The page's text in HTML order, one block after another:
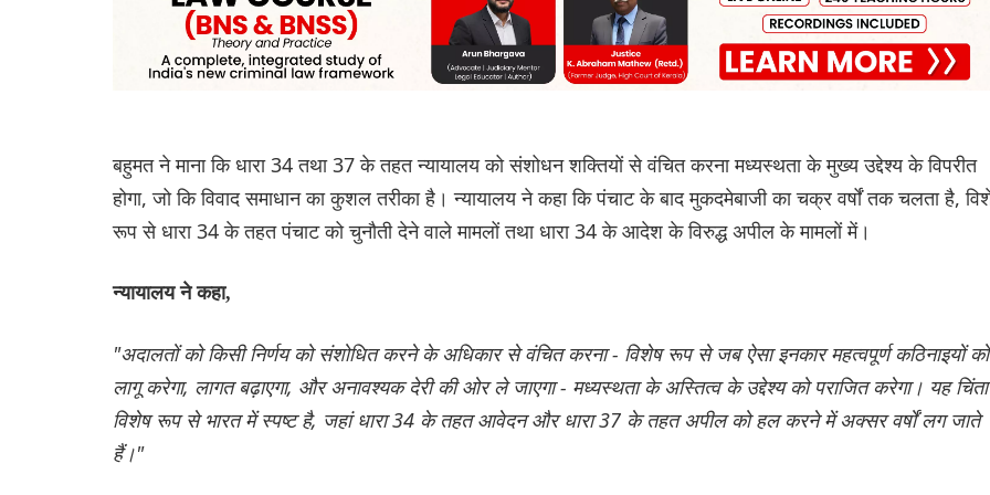
बहुमत ने माना कि धारा 34 तथा 37 के तहत न्यायालय को संशोधन शक्तियों से वंचित करना मध्यस्थता के मुख्य उद्देश्य के विपरीत
होगा, जो कि विवाद समाधान का कुशल तरीका है। न्यायालय ने कहा कि पंचाट के बाद मुकदमेबाजी का चक्र वर्षों तक चलता है,
रूप से धारा 34 के तहत पंचाट को चुनौती देने वाले मामलों तथा धारा 34 के आदेश के विरुद्ध अपील के मामलों में।
न्यायालय ने कहा,
"अदालतों को किसी निर्णय को संशोधित करने के अधिकार से वंचित करना - विशेष रूप से जब ऐसा इनकार महत्वपूर्ण कठिनाइयों को
लागू करेगा, लागत बढ़ाएगा, और अनावश्यक देरी की ओर ले जाएगा - मध्यस्थता के अस्तित्व के उद्देश्य को पराजित करेगा। यह चिंता
विशेष रूप से भारत में स्पष्ट है, जहां धारा 34 के तहत आवेदन और धारा 37 के तहत अपील को हल करने में अक्सर वर्षों लग जाते
हैं।"